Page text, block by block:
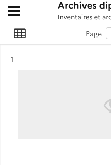
Archives
Ouvrir le menu déroulant
Page
Résultat n°
1